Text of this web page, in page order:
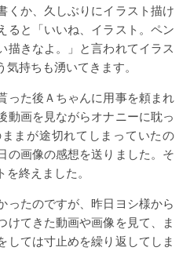
くか、久しぶりにイラスト描け
ると「いいね、イラスト。ペン
描きなよ。」と言われてイラス
持ちも湧いてきます。
った後Ａちゃんに用事を頼まれ
動画を見ながらオナニーに耽っ
まが途切れてしまっていたの
の画像の感想を送りました。そ
終えました。
たのですが、昨日ヨシ様から
けてきた動画や画像を見て、ま
しては寸止めを繰り返してしま